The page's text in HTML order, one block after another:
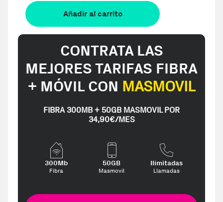
Añadir al carrito
CONTRATA LAS
MEJORES TARIFAS FIBRA
+ MÓVIL CON MASMOVIL
FIBRA 300MB + 50GB MASMOVIL POR
34,90€/MES
300Mb
Fibra
50GB
Masmovil
Ilimitadas
Llamadas